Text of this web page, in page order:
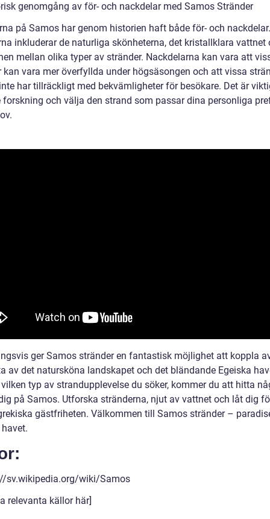
genomgång av för- och nackdelar med Samos Stränder
på Samos har genom historien haft både för- och nackdelar.
inkluderar de naturliga skönheterna, det kristallklara vattnet
mellan olika typer av stränder. Nackdelarna kan vara att
kan vara mer överfyllda under högsäsongen och att vissa
har tillräckligt med bekvämligheter för besökare. Det är
forskning och välja den strand som passar dina personliga
ger Samos stränder en fantastisk möjlighet att koppla
av det natursköna landskapet och det bländande Egeiska
typ av strandupplevelse du söker, kommer du att hitta
på Samos. Utforska stränderna, njut av vattnet och låt dig
gästfriheten. Välkommen till Samos stränder –
sv.wikipedia.org/wiki/Samos
relevanta källor här]